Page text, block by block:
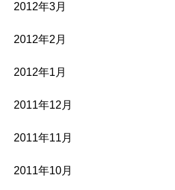
2012年3月
2012年2月
2012年1月
2011年12月
2011年11月
2011年10月